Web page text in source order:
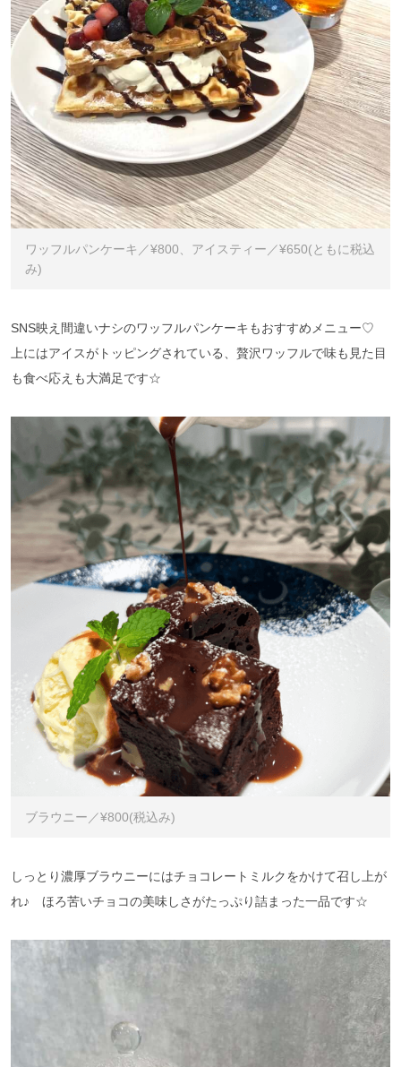
ワッフルパンケーキ／¥800、アイスティー／¥650(ともに税込
み)
SNS映え間違いナシのワッフルパンケーキもおすすめメニュー♡
上にはアイスがトッピングされている、贅沢ワッフルで味も見た目
も食べ応えも大満足です☆
ブラウニー／¥800(税込み)
しっとり濃厚ブラウニーにはチョコレートミルクをかけて召し上が
れ♪ ほろ苦いチョコの美味しさがたっぷり詰まった一品です☆